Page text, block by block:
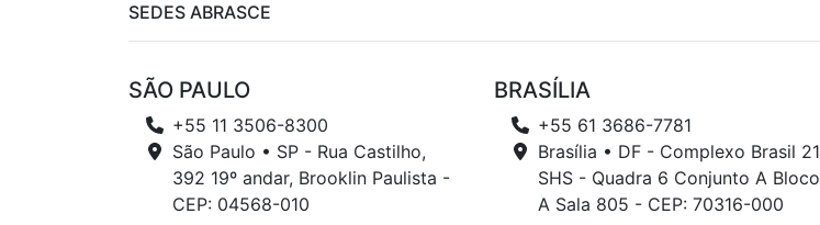
SEDES ABRASCE
SÃO PAULO
+55 11 3506-8300
São Paulo • SP - Rua Castilho,
392 19º andar, Brooklin Paulista -
CEP: 04568-010
BRASÍLIA
+55 61 3686-7781
Brasília • DF - Complexo Brasil 21
SHS - Quadra 6 Conjunto A Bloco
A Sala 805 - CEP: 70316-000